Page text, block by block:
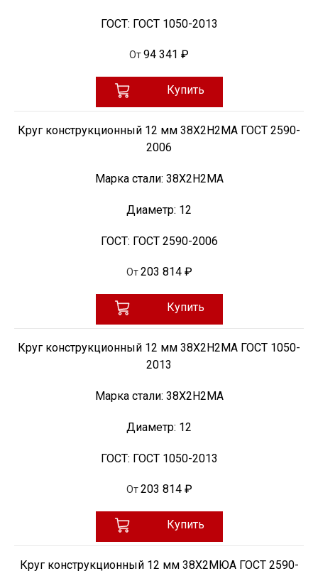
ГОСТ: ГОСТ 1050-2013
От94 341 ₽
Купить
Круг конструкционный 12 мм 38Х2Н2МА ГОСТ 2590-
2006
Марка стали: 38Х2Н2МА
Диаметр: 12
ГОСТ: ГОСТ 2590-2006
От 203 814 ₽
Купить
Круг конструкционный 12 мм 38Х2Н2МА ГОСТ 1050-
2013
Марка стали: 38Х2Н2МА
Диаметр: 12
ГОСТ: ГОСТ 1050-2013
От 203 814 ₽
Купить
Круг конструкционный 12 мм 38Х2МЮА ГОСТ 2590-